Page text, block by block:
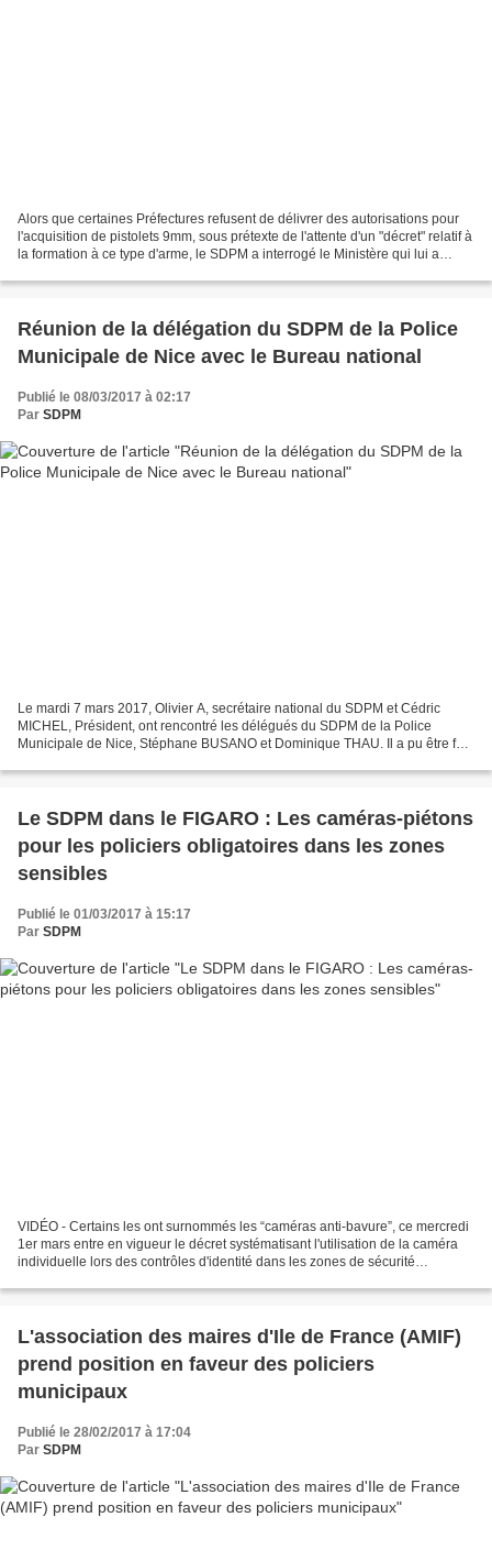
Alors que certaines Préfectures refusent de délivrer des autorisations pour
l'acquisition de pistolets 9mm, sous prétexte de l'attente d'un "décret" relatif à
la formation à ce type d'arme, le SDPM a interrogé le Ministère qui lui a
Réunion de la délégation du SDPM de la Police
Municipale de Nice avec le Bureau national
Publié le 08/03/2017 à 02:17
Par SDPM
Le mardi 7 mars 2017, Olivier A, secrétaire national du SDPM et Cédric
MICHEL, Président, ont rencontré les délégués du SDPM de la Police
Municipale de Nice, Stéphane BUSANO et Dominique THAU. Il a pu être fait
Le SDPM dans le FIGARO : Les caméras-piétons
pour les policiers obligatoires dans les zones
sensibles
Publié le 01/03/2017 à 15:17
Par SDPM
VIDÉO - Certains les ont surnommés les “caméras anti-bavure”, ce mercredi
1er mars entre en vigueur le décret systématisant l'utilisation de la caméra
individuelle lors des contrôles d'identité dans les zones de sécurité
L'association des maires d'Ile de France (AMIF)
prend position en faveur des policiers
municipaux
Publié le 28/02/2017 à 17:04
Par SDPM